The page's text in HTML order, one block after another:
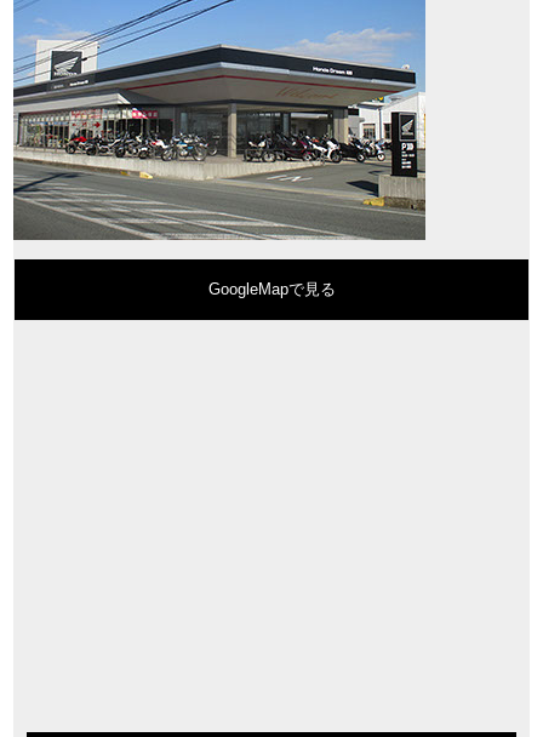
GoogleMapで見る